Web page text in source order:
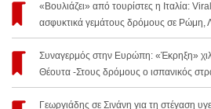
«Βουλιάζει» από τουρίστες η Ιταλία:
ασφυκτικά γεμάτους δρόμους σε Ρώμη,
Συναγερμός στην Ευρώπη: «Έκρηξη»
Θέουτα -Στους δρόμους ο ισπανικός
Γεωργιάδης σε Σινάνη για τη στέγαση